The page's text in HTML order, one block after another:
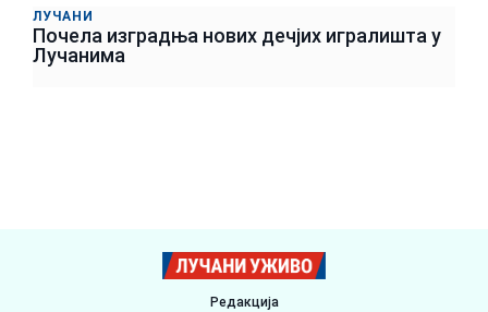
ЛУЧАНИ
Почела изградња нових дечјих игралишта у
Лучанима
Редакција